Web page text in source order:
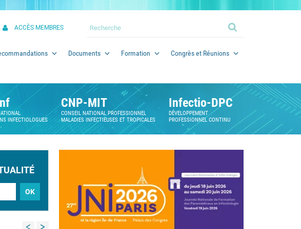
Documents Formation Congrès et Réunions
ACCÈS MEMBRES
INFECTIOLOGUES
CNP-MIT
CONSEIL NATIONAL PROFESSIONNEL
MALADIES INFECTIEUSES ET TROPICALES
Infectio-DPC
DÉVELOPPEMENT
PROFESSIONNEL CONTINU